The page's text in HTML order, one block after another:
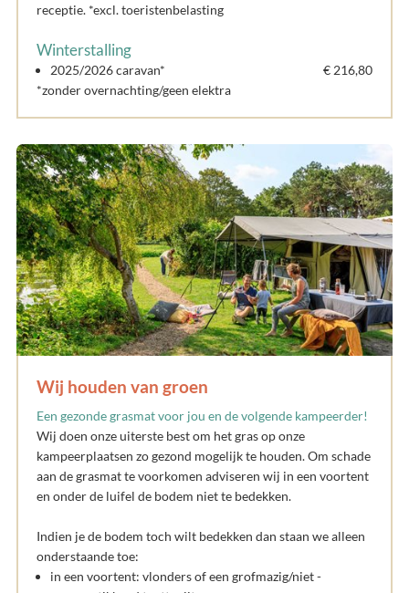
receptie. *excl. toeristenbelasting
Winterstalling
2025/2026 caravan*
€ 216,80
*zonder overnachting/geen elektra
Wij houden van groen
Een gezonde grasmat voor jou en de volgende kampeerder!
Wij doen onze uiterste best om het gras op onze
kampeerplaatsen zo gezond mogelijk te houden. Om schade
aan de grasmat te voorkomen adviseren wij in een voortent
en onder de luifel de bodem niet te bedekken.
Indien je de bodem toch wilt bedekken dan staan we alleen
onderstaande toe:
in een voortent: vlonders of een grofmazig/niet -